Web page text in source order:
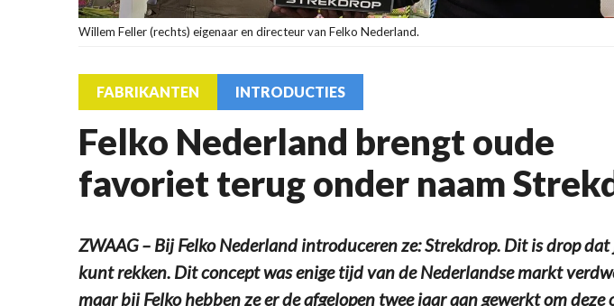
Willem Feller (rechts) eigenaar en directeur van Felko Nederland.
FABRIKANTEN INTRODUCTIES
Felko Nederland brengt oude
favoriet terug onder naam
ZWAAG – Bij Felko Nederland introduceren ze: Strekdrop. Dit is drop
kunt rekken. Dit concept was enige tijd van de Nederlandse markt
maar bij Felko hebben ze er de afgelopen twee jaar aan gewerkt om deze